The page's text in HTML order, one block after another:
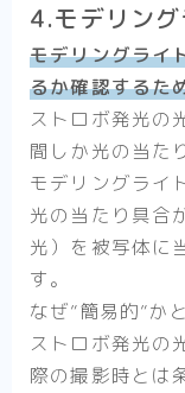
4.モデリン
モデリングライ
るか確認するた
ストロボ発光の
間しか光の当た
モデリングライ
光の当たり具合
光）を被写体に
す。
なぜ”簡易的”か
ストロボ発光の
際の撮影時とは